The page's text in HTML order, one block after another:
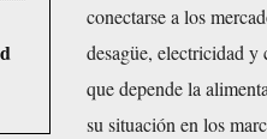
conectarse a los
desagüe, electricidad
que depende la
su situación en los